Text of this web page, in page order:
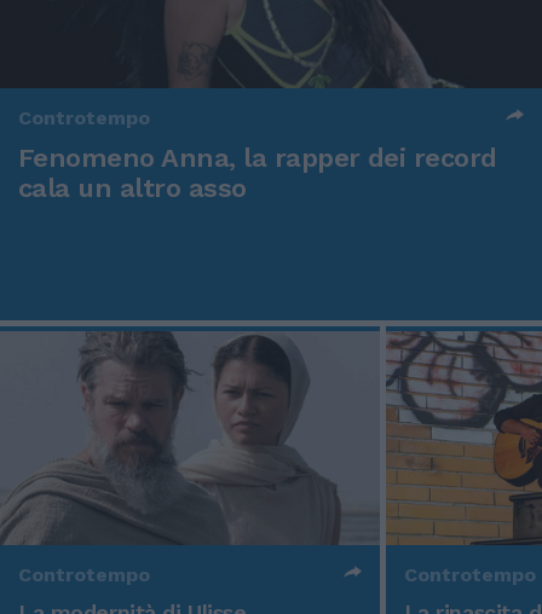
Controtempo
Fenomeno Anna, la rapper dei record
cala un altro asso
Controtempo Controtempo